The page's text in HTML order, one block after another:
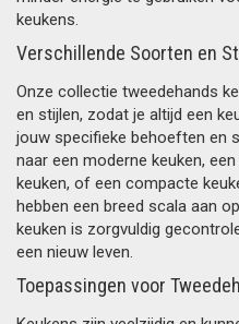
keukens.
Verschillende Soorten en
Onze collectie tweedehands
en stijlen, zodat je altijd een
jouw specifieke behoeften en
naar een moderne keuken,
keuken, of een compacte
hebben een breed scala aan
keuken is zorgvuldig
een nieuw leven.
Toepassingen voor